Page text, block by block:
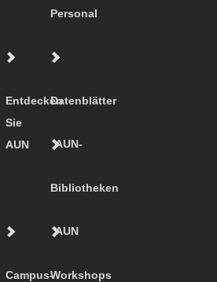
Personal
Entdecken
Sie
AUN
Datenblätter
AUN-
Bibliotheken
Campus-
AUN
Workshops